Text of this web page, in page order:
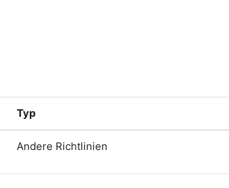
Typ
Andere Richtlinien